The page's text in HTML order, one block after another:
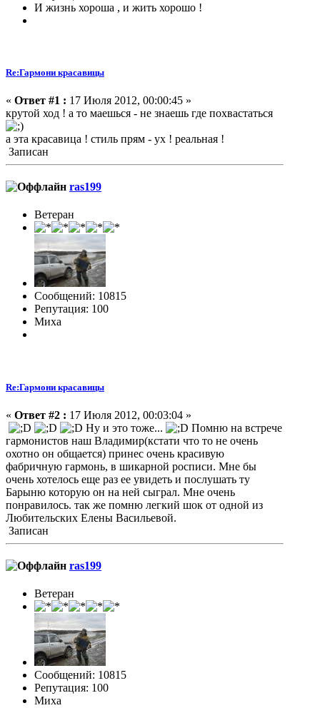
И жизнь хороша , и жить хорошо !
Re:Гармони красавицы
« Ответ #1 : 17 Июля 2012, 00:00:45 »
крутой ход ! а то маешься - не знаешь где похвастаться
а эта красавица ! стиль прям - ух ! реальная !
Записан
ras199
Ветеран
Сообщений: 10815
Репутация: 100
Миха
Re:Гармони красавицы
« Ответ #2 : 17 Июля 2012, 00:03:04 »
Ну и это тоже...
Помню на встрече
гармонистов наш Владимир(кстати что то не очень
охотно он общается) принес очень красивую
фабричную гармонь, в шикарной росписи. Мне бы
очень хотелось еще раз ее увидеть и послушать ту
Барыню которую он на ней сыграл. Мне очень
понравилось. так же помню легкий шок от одной из
Любительских Елены Васильевой.
Записан
ras199
Ветеран
Сообщений: 10815
Репутация: 100
Миха